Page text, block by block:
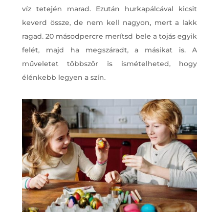
víz tetején marad. Ezután hurkapálcával kicsit
keverd össze, de nem kell nagyon, mert a lakk
ragad. 20 másodpercre merítsd bele a tojás egyik
felét, majd ha megszáradt, a másikat is. A
műveletet többször is ismételheted, hogy
élénkebb legyen a szín.